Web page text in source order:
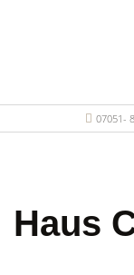
07051-
Haus